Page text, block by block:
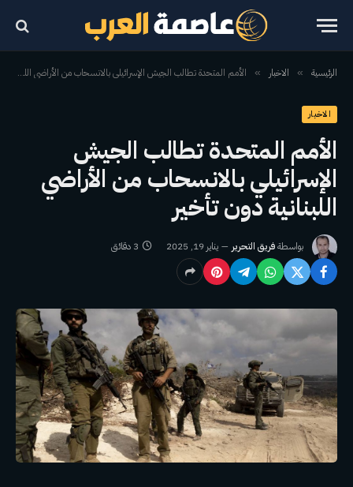
الرئيسية » الاخبار » الأمم المتحدة تطالب الجيش الإسرائيلي بالانسحاب من الأراضي اللبنانية دون تأخير
الاخبار
الأمم المتحدة تطالب الجيش
الإسرائيلي بالانسحاب من الأراضي
اللبنانية دون تأخير
بواسطةفريق التحرير يناير 19, 2025 3 دقائق